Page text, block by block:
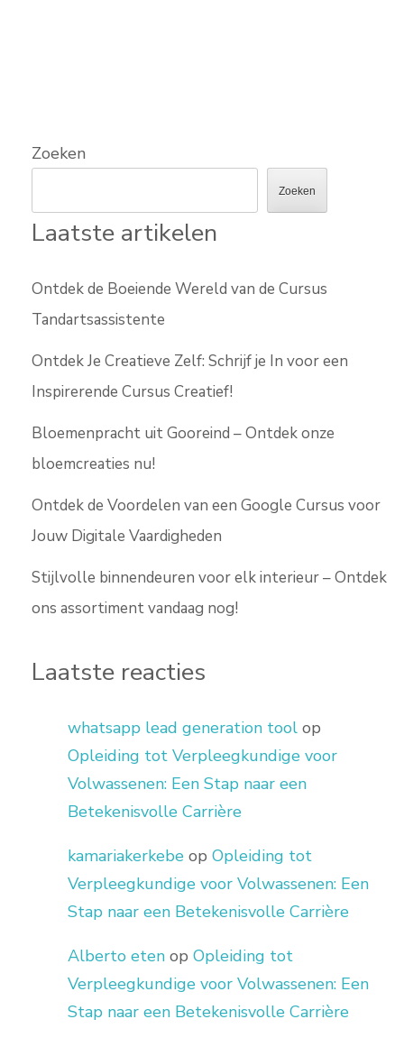
Zoeken
Zoeken
Laatste artikelen
Ontdek de Boeiende Wereld van de Cursus
Tandartsassistente
Ontdek Je Creatieve Zelf: Schrijf je In voor een
Inspirerende Cursus Creatief!
Bloemenpracht uit Gooreind – Ontdek onze
bloemcreaties nu!
Ontdek de Voordelen van een Google Cursus voor
Jouw Digitale Vaardigheden
Stijlvolle binnendeuren voor elk interieur – Ontdek
ons assortiment vandaag nog!
Laatste reacties
whatsapp lead generation tool op
Opleiding tot Verpleegkundige voor
Volwassenen: Een Stap naar een
Betekenisvolle Carrière
kamariakerkebe op Opleiding tot
Verpleegkundige voor Volwassenen: Een
Stap naar een Betekenisvolle Carrière
Alberto eten op Opleiding tot
Verpleegkundige voor Volwassenen: Een
Stap naar een Betekenisvolle Carrière